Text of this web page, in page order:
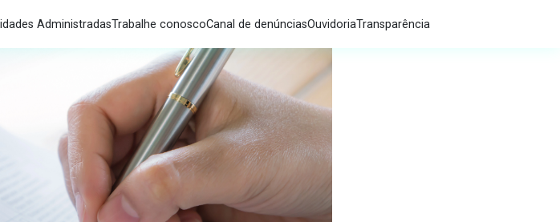
AdministradasTrabalhe conoscoCanal de denúnciasOuvidoriaTransparência